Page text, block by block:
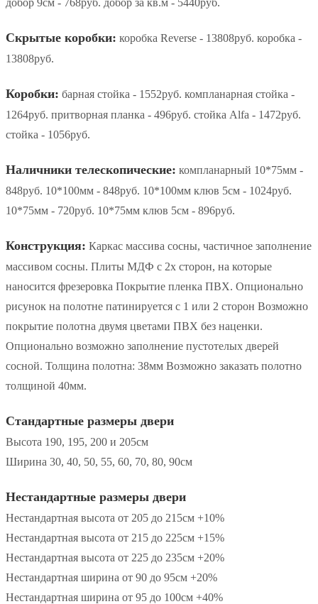
Скрытые коробки: коробка Reverse - 13808руб. коробка -
13808руб.
Коробки: барная стойка - 1552руб. компланарная стойка -
1264руб. притворная планка - 496руб. стойка Alfa - 1472руб.
стойка - 1056руб.
Наличники телескопические: компланарный 10*75мм -
848руб. 10*100мм - 848руб. 10*100мм клюв 5см - 1024руб.
10*75мм - 720руб. 10*75мм клюв 5см - 896руб.
Конструкция: Каркас массива сосны, частичное заполнение
массивом сосны. Плиты МДФ с 2х сторон, на которые
наносится фрезеровка Покрытие пленка ПВХ. Опционально
рисунок на полотне патинируется с 1 или 2 сторон Возможно
покрытие полотна двумя цветами ПВХ без наценки.
Опционально возможно заполнение пустотелых дверей
сосной. Толщина полотна: 38мм Возможно заказать полотно
толщиной 40мм.
Стандартные размеры двери
Высота 190, 195, 200 и 205см
Ширина 30, 40, 50, 55, 60, 70, 80, 90см
Нестандартные размеры двери
Нестандартная высота от 205 до 215см +10%
Нестандартная высота от 215 до 225см +15%
Нестандартная высота от 225 до 235см +20%
Нестандартная ширина от 90 до 95см +20%
Нестандартная ширина от 95 до 100см +40%